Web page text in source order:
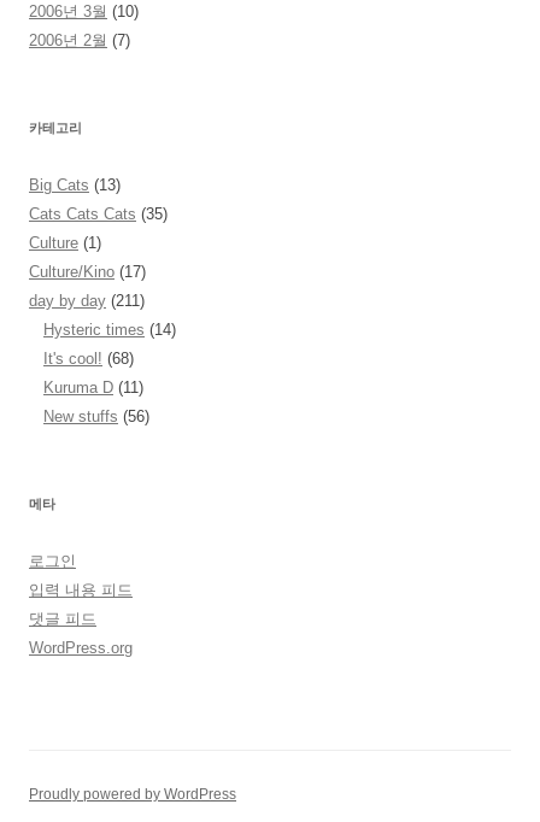
2006년 3월 (10)
2006년 2월 (7)
카테고리
Big Cats (13)
Cats Cats Cats (35)
Culture (1)
Culture/Kino (17)
day by day (211)
Hysteric times (14)
It's cool! (68)
Kuruma D (11)
New stuffs (56)
메타
로그인
입력 내용 피드
댓글 피드
WordPress.org
Proudly powered by WordPress